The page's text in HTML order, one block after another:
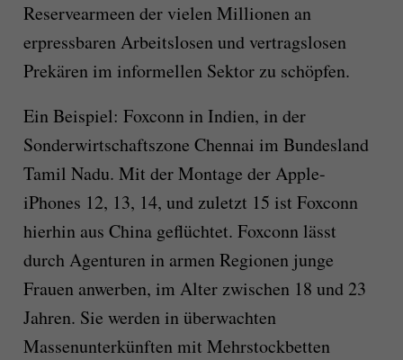
Reservearmeen der vielen Millionen an
erpressbaren Arbeitslosen und vertragslosen
Prekären im informellen Sektor zu schöpfen.
Ein Beispiel: Foxconn in Indien, in der
Sonderwirtschaftszone Chennai im Bundesland
Tamil Nadu. Mit der Montage der Apple-
iPhones 12, 13, 14, und zuletzt 15 ist Foxconn
hierhin aus China geflüchtet. Foxconn lässt
durch Agenturen in armen Regionen junge
Frauen anwerben, im Alter zwischen 18 und 23
Jahren. Sie werden in überwachten
Massenunterkünften mit Mehrstockbetten